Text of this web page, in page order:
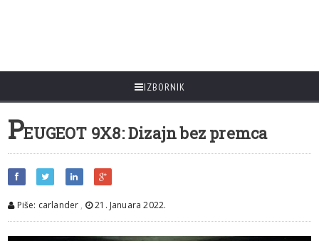
IZBORNIK
PEUGEOT 9X8: Dizajn bez premca
Piše: carlander , 21. Januara 2022.